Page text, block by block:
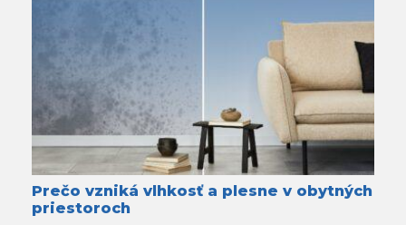
Prečo vzniká vlhkosť a plesne v obytných
priestoroch